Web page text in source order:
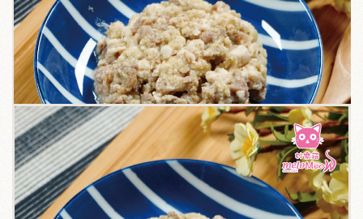
關於我們
毛孩健康之道